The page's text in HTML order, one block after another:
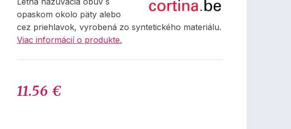
opaskom okolo päty alebo
cez priehlavok, vyrobená zo syntetického materiálu.
Viac informácií o produkte.
11.56 €